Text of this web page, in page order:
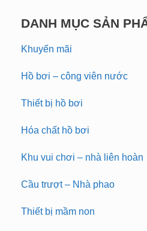
DANH MỤC SẢN
Khuyến mãi
Hồ bơi – công viên nước
Thiết bị hồ bơi
Hóa chất hồ bơi
Khu vui chơi – nhà liên hoàn
Cầu trượt – Nhà phao
Thiết bị mầm non